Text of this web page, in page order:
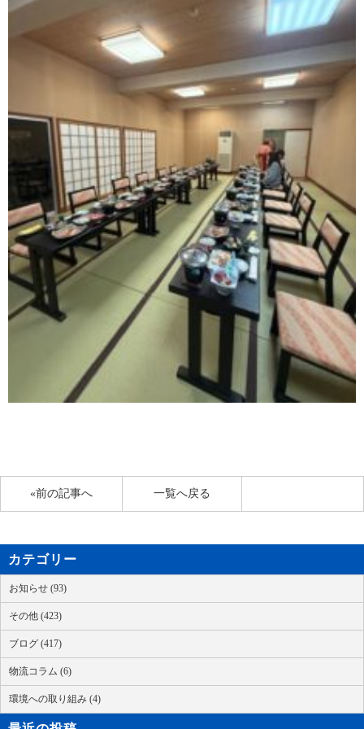
«前の記事へ 一覧へ戻る
カテゴリー
お知らせ (93)
その他 (423)
ブログ (417)
物流コラム (6)
環境への取り組み (4)